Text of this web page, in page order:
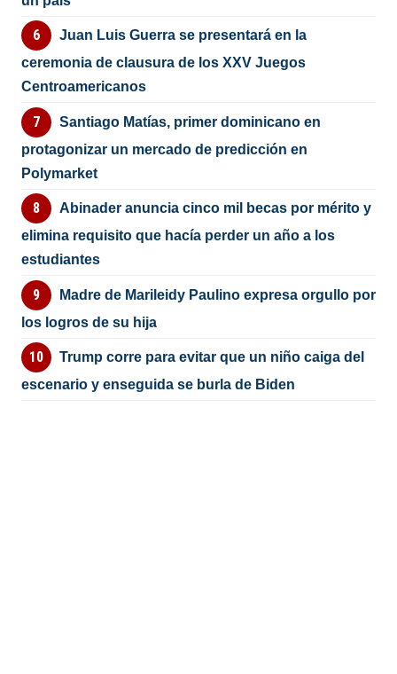
Juan Luis Guerra se presentará en la
ceremonia de clausura de los XXV Juegos
Centroamericanos
Santiago Matías, primer dominicano en
protagonizar un mercado de predicción en
Polymarket
Abinader anuncia cinco mil becas por mérito y
elimina requisito que hacía perder un año a los
estudiantes
Madre de Marileidy Paulino expresa orgullo por
los logros de su hija
Trump corre para evitar que un niño caiga del
escenario y enseguida se burla de Biden